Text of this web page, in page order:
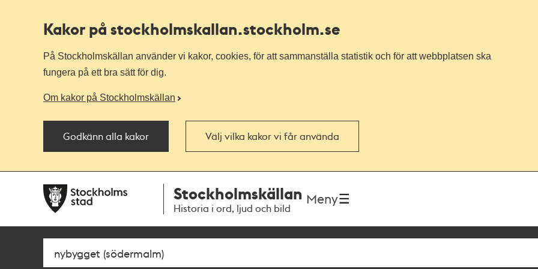
Kakor på stockholmskallan.stockholm.se
På Stockholmskällan använder vi kakor, cookies, för att sammanställa statistik och för att webbplatsen ska
fungera på ett bra sätt för dig.
Om kakor på Stockholmskällan
Godkänn alla kakor Välj vilka kakor vi får använda
navigationen
huvudinnehållet
Stockholmskällan
Historia i ord, ljud och bild
Meny
Sök